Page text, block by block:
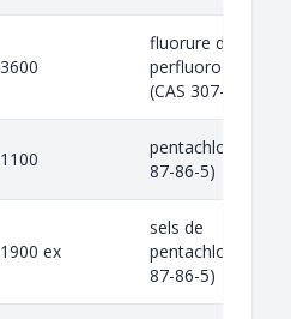
fluorure de
perfluorooctane
(CAS 307-35-7)
87-86-5)
ex
sels de
87-86-5)